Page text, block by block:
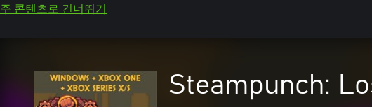
주 콘텐츠로 건너뛰기
Steampunch: